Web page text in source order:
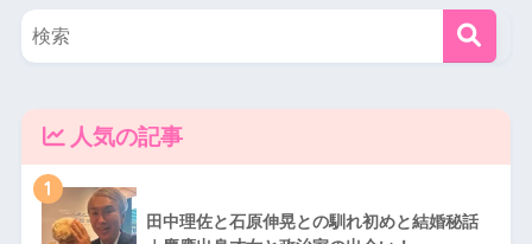
人気の記事
1
田中理佐と石原伸晃との馴れ初めと結婚秘話